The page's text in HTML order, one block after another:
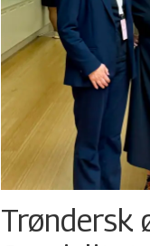
Trøndersk